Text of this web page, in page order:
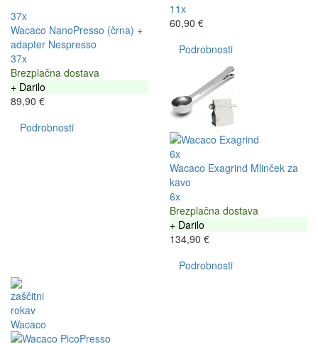
37x
Wacaco NanoPresso (črna) +
adapter Nespresso
37x
Brezplačna dostava
+ Darilo
89,90 €
Podrobnosti
11x
60,90 €
Podrobnosti
6x
Wacaco Exagrind Mlinček za
kavo
6x
Brezplačna dostava
+ Darilo
134,90 €
Podrobnosti